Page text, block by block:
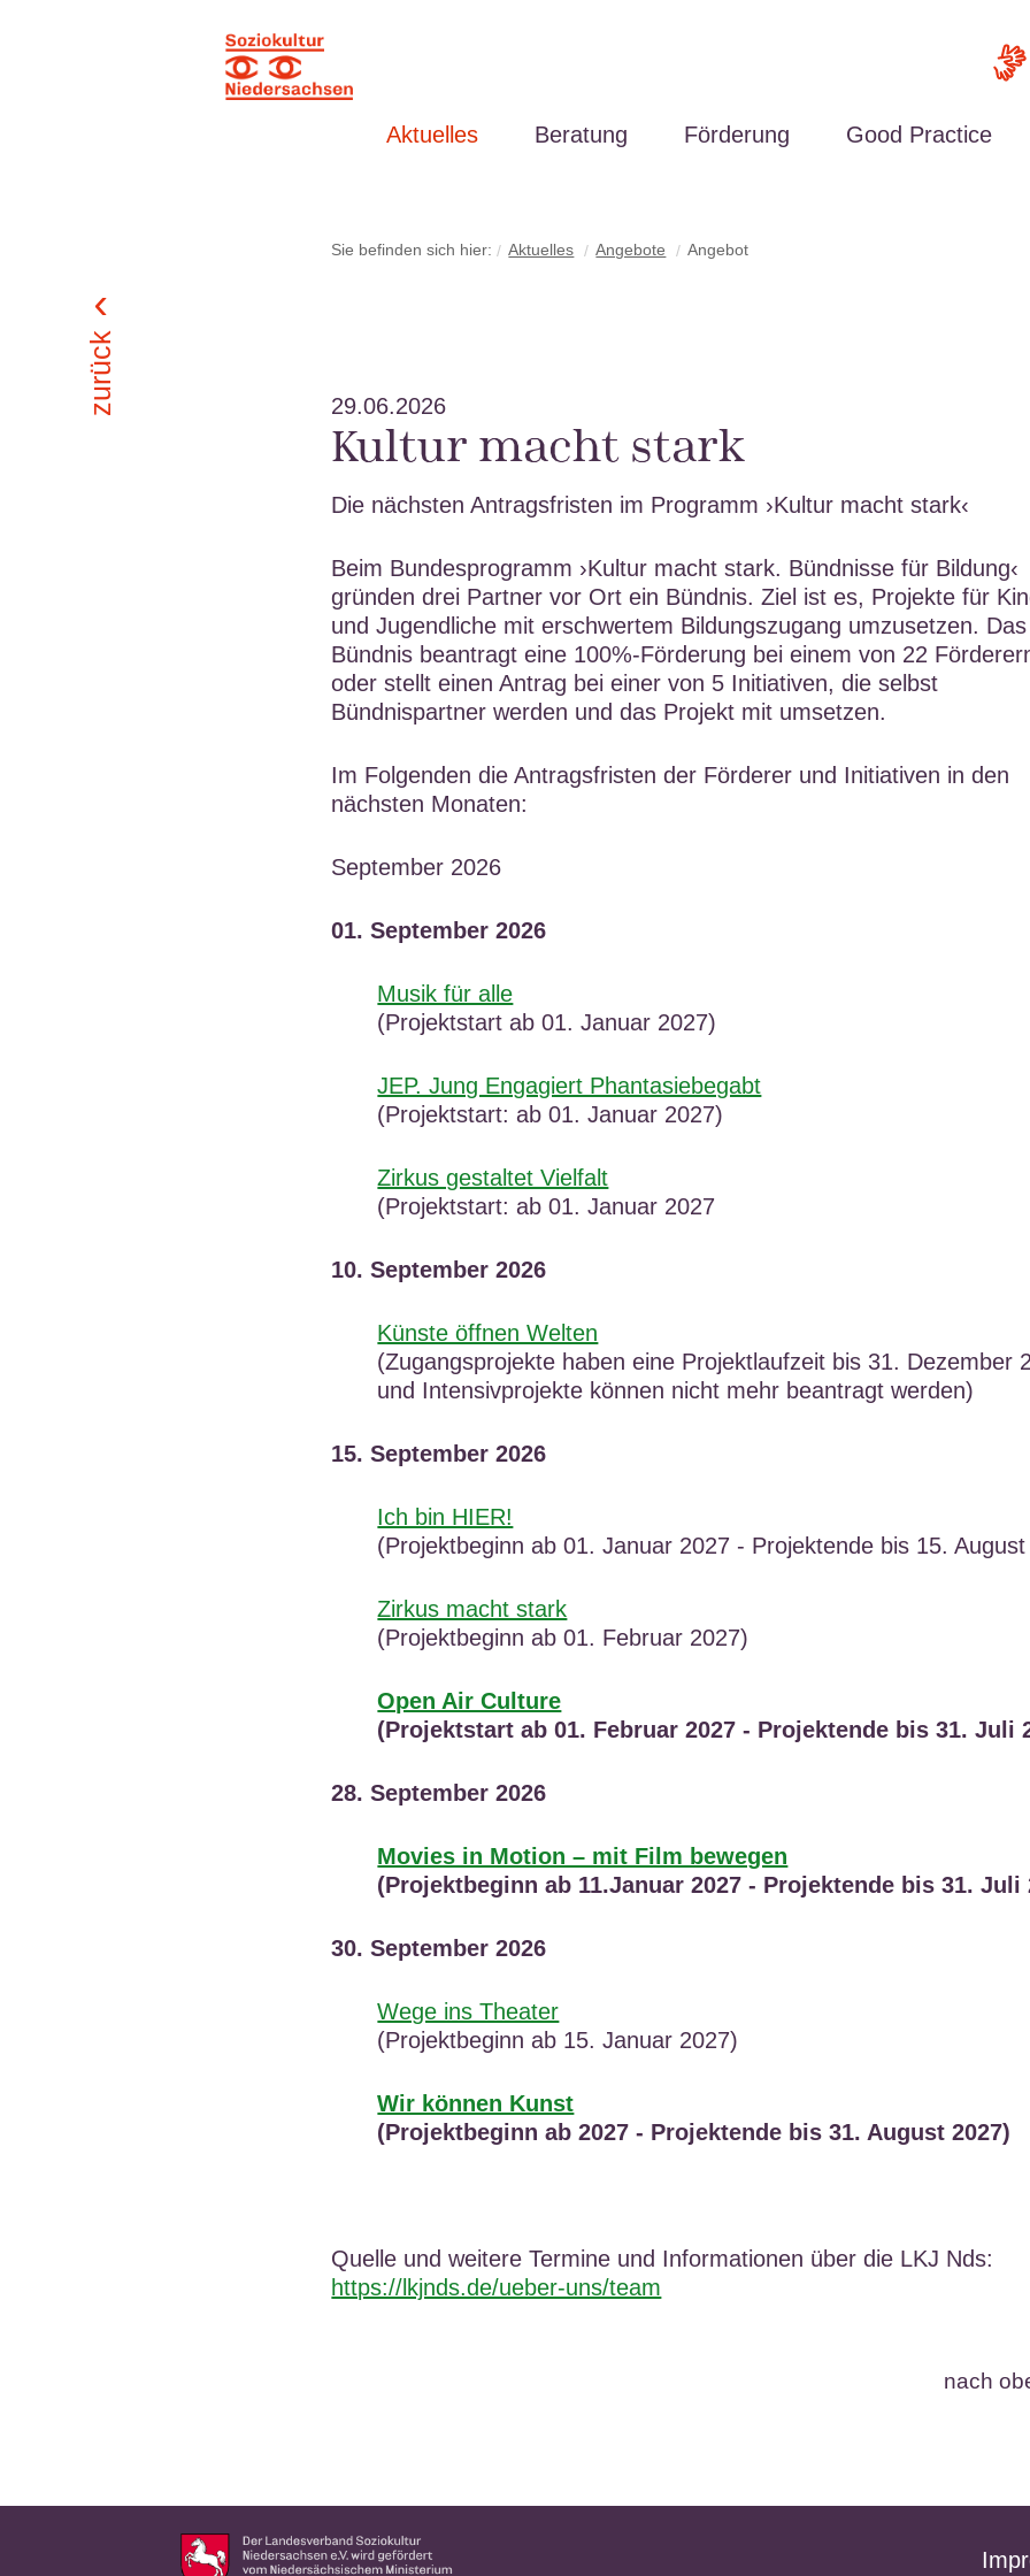
Aktuelles Beratung Förderung Good Practice
Sie befinden sich hier: Aktuelles Angebote Angebot
29.06.2026
Kultur macht stark
Die nächsten Antragsfristen im Programm ›Kultur macht stark‹
Beim Bundesprogramm ›Kultur macht stark. Bündnisse für Bildung‹
gründen drei Partner vor Ort ein Bündnis. Ziel ist es, Projekte für
und Jugendliche mit erschwertem Bildungszugang umzusetzen. Das
Bündnis beantragt eine 100%-Förderung bei einem von 22
oder stellt einen Antrag bei einer von 5 Initiativen, die selbst
Bündnispartner werden und das Projekt mit umsetzen.
Im Folgenden die Antragsfristen der Förderer und Initiativen in den
nächsten Monaten:
September 2026
01. September 2026
Musik für alle
(Projektstart ab 01. Januar 2027)
JEP. Jung Engagiert Phantasiebegabt
(Projektstart: ab 01. Januar 2027)
Zirkus gestaltet Vielfalt
(Projektstart: ab 01. Januar 2027
10. September 2026
Künste öffnen Welten
(Zugangsprojekte haben eine Projektlaufzeit bis 31. Dezember
und Intensivprojekte können nicht mehr beantragt werden)
15. September 2026
Ich bin HIER!
(Projektbeginn ab 01. Januar 2027 - Projektende bis 15.
Zirkus macht stark
(Projektbeginn ab 01. Februar 2027)
Open Air Culture
(Projektstart ab 01. Februar 2027 - Projektende bis 31. Juli
28. September 2026
Movies in Motion – mit Film bewegen
(Projektbeginn ab 11.Januar 2027 - Projektende bis 31. Juli
30. September 2026
Wege ins Theater
(Projektbeginn ab 15. Januar 2027)
Wir können Kunst
(Projektbeginn ab 2027 - Projektende bis 31. August 2027)
Quelle und weitere Termine und Informationen über die LKJ Nds:
https://lkjnds.de/ueber-uns/team
zurück
nach